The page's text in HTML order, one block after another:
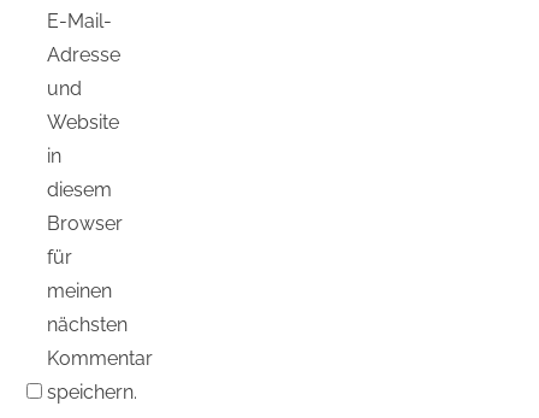
E-Mail-
Adresse
und
Website
in
diesem
Browser
für
meinen
nächsten
Kommentar
speichern.